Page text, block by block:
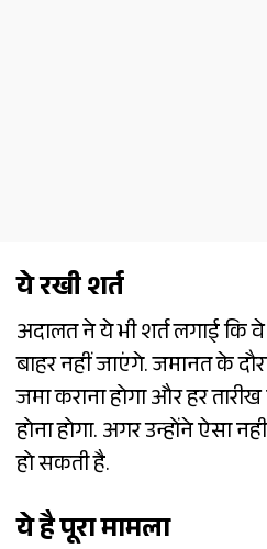
ये रखी शर्त
अदालत ने ये भी शर्त लगाई कि
बाहर नहीं जाएंगे. जमानत के
जमा कराना होगा और हर
होना होगा. अगर उन्होंने ऐसा
हो सकती है.
ये है पूरा मामला